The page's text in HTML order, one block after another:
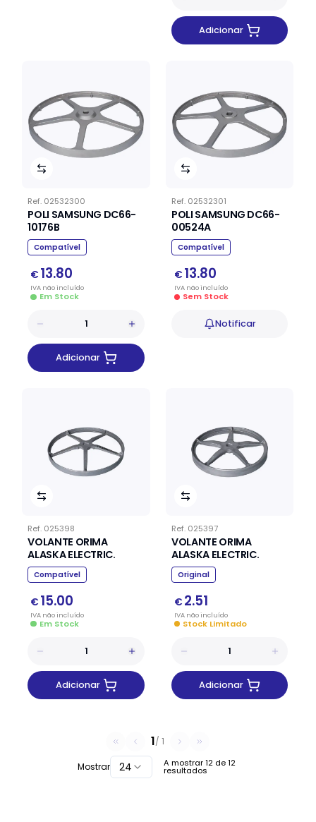
Adicionar
Ref. 02532300
POLI SAMSUNG DC66-
10176B
Compatível
€ 13.80
IVA nãoincluído
Em Stock
Adicionar
Ref. 02532301
POLI SAMSUNG DC66-
00524A
Compatível
€ 13.80
IVA nãoincluído
Sem Stock
Notificar
Ref. 025398
VOLANTE ORIMA
ALASKA ELECTRIC.
Compatível
€ 15.00
IVA nãoincluído
Em Stock
Adicionar
Ref. 025397
VOLANTE ORIMA
ALASKA ELECTRIC.
Original
€ 2.51
IVA nãoincluído
Stock Limitado
Adicionar
A mostrar12de12
resultados
1/1
Mostrar 24